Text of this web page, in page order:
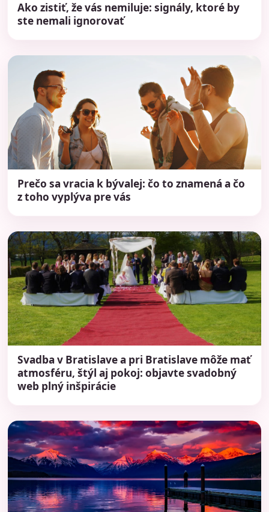
Ako zistiť, že vás nemiluje: signály, ktoré by
ste nemali ignorovať
Prečo sa vracia k bývalej: čo to znamená a čo
z toho vyplýva pre vás
Svadba v Bratislave a pri Bratislave môže mať
atmosféru, štýl aj pokoj: objavte svadobný
web plný inšpirácie